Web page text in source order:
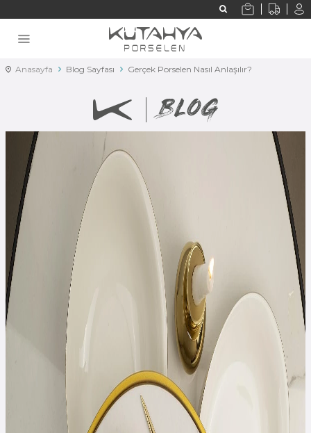
Anasayfa Blog Sayfası Gerçek Porselen Nasıl Anlaşılır?